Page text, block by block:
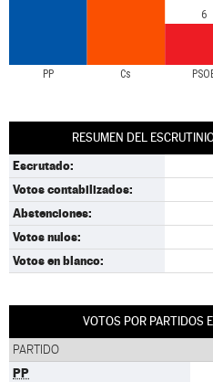
PP Cs
6
RESUMEN DEL
Escrutado:
Votos contabilizados:
Abstenciones:
Votos nulos:
Votos en blanco:
VOTOS POR PARTIDOS
PARTIDO
PP